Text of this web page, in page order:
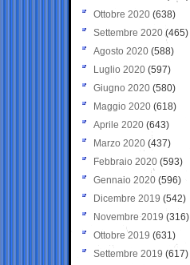
Ottobre 2020 (638)
Settembre 2020(465)
Agosto 2020 (588)
Luglio 2020 (597)
Giugno 2020 (580)
Maggio 2020 (618)
Aprile 2020 (643)
Marzo 2020 (437)
Febbraio 2020 (593)
Gennaio 2020 (596)
Dicembre 2019 (542)
Novembre 2019 (316)
Ottobre 2019 (631)
Settembre 2019 (617)